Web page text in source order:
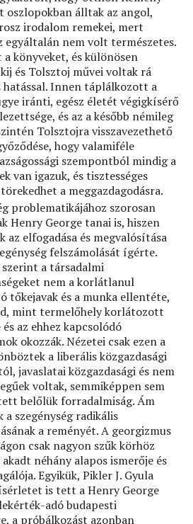
oszlopokban álltak az angol,
irodalom remekei, mert
egyáltalán nem volt természetes.
a könyveket, és különösen
és Tolsztoj művei voltak rá
hatással. Innen táplálkozott a
iránti, egész életét végigkísérő
és az a később némileg
Tolsztojra visszavezethető
hogy valamiféle
szempontból mindig a
van igazuk, és tisztességes
a meggazdagodásra.
problematikájához szorosan
Henry George tanai is, hiszen
az elfogadása és megvalósítása
felszámolását ígérte.
a társadalmi
nem a korlátlanul
tőkejavak és a munka ellentéte,
mint termelőhely korlátozott
az ehhez kapcsolódó
okozzák. Nézetei csak ezen a
a liberális közgazdasági
javaslatai közgazdasági és nem
voltak, semmiképpen sem
belőlük forradalmiság. Ám
szegénység radikális
a reményét. A georgizmus
csak nagyon szűk körhöz
néhány alapos ismerője és
Egyikük, Pikler J. Gyula
is tett a Henry George
adó budapesti
a próbálkozást azonban